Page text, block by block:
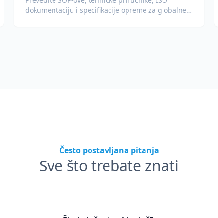
dokumentaciju i specifikacije opreme za globalne
Često postavljana pitanja
Sve što trebate znati